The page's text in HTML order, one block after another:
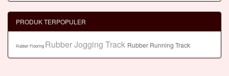
PRODUK TERPOPULER
Rubber Flooring Rubber Jogging Track Rubber Running Track